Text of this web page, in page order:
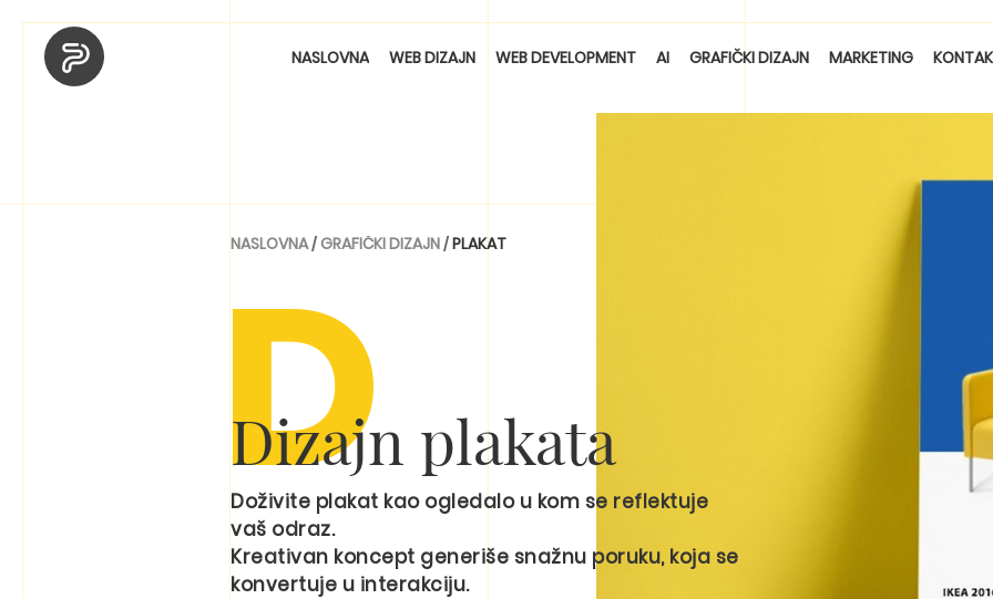
NASLOVNA WEB DIZAJN WEB DEVELOPMENT AI GRAFIČKI DIZAJN MARKETING
D
Dizajn plakata
Doživite plakat kao ogledalo u kom se reflektuje
vaš odraz.
Kreativan koncept generiše snažnu poruku, koja se
konvertuje u interakciju.
NASLOVNA/GRAFIČKI DIZAJN/PLAKAT